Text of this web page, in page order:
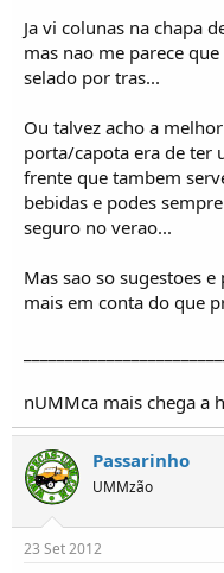
Ja vi colunas na chapa
mas nao me parece
selado por tras...
Ou talvez acho a
porta/capota era de ter
frente que tambem
bebidas e podes
seguro no verao...
Mas sao so sugestoes
mais em conta do que
nUMMca mais chega a
Passarinho
UMMzão
23 Set 2012